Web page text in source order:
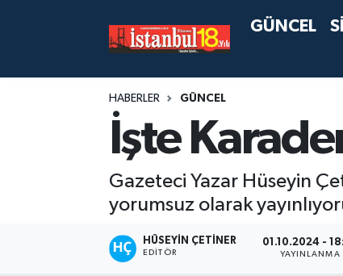
GÜNCEL
HABERLER GÜNCEL
İşte
Gazeteci Yazar Hüseyin
yorumsuz olarak
HÜSEYIN ÇETINER
EDITÖR
01.10.2024 -
YAYINLANMA